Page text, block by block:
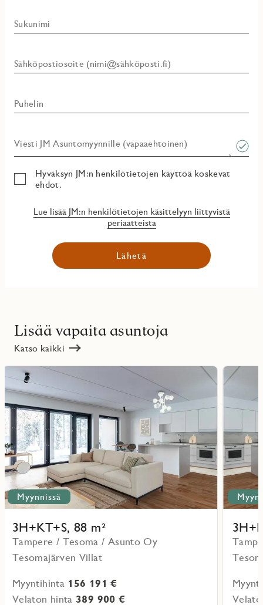
Sukunimi
Sähköpostiosoite (nimi@sähköposti.fi)
Puhelin
Viesti JM Asuntomyynnille (vapaaehtoinen)​
Hyväksyn JM:n henkilötietojen käyttöä koskevat
ehdot.
Lue lisää JM:n henkilötietojen käsittelyyn liittyvistä
periaatteista
Lähetä
Lisää vapaita asuntoja
Katso kaikki
Myynnissä
3H+KT+S, 88 m²
Tampere / Tesoma / Asunto Oy
Tesomajärven Villat
Myyntihinta 156 191 €
Velaton hinta 389 900 €
lisää
kohteesta
Lue
lisää